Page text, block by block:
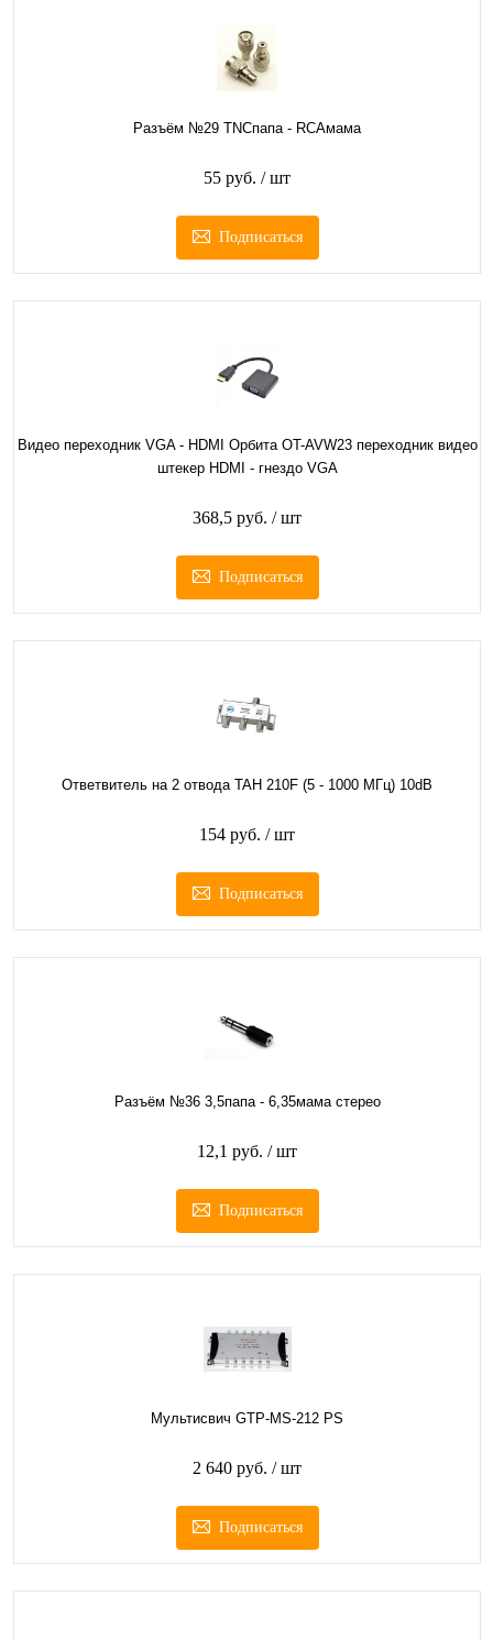
Разъём №29 TNCпапа - RCAмама
55 руб. / шт
Подписаться
Видео переходник VGA - HDMI Орбита OT-AVW23 переходник видео
штекер HDMI - гнездо VGA
368,5 руб. / шт
Подписаться
Ответвитель на 2 отвода TAH 210F (5 - 1000 МГц) 10dB
154 руб. / шт
Подписаться
Разъём №36 3,5папа - 6,35мама стерео
12,1 руб. / шт
Подписаться
Мультисвич GTP-MS-212 PS
2 640 руб. / шт
Подписаться